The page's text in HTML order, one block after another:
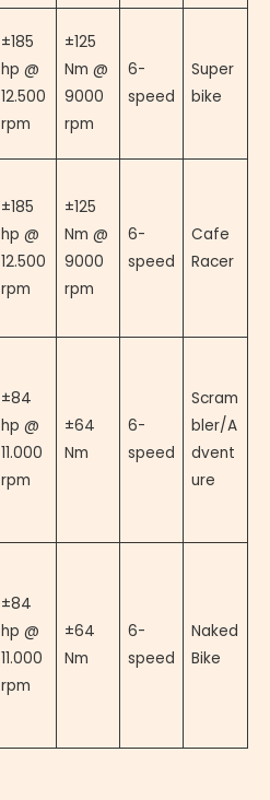
±185
hp @
12.500
rpm
±125
Nm @
9000
rpm
6-
speed
Super
bike
±185
hp @
12.500
rpm
±125
Nm @
9000
rpm
6-
speed
Cafe
Racer
±84
hp @
11.000
rpm
±64
Nm
6-
speed
Scram
bler/A
dvent
ure
±84
hp @
11.000
rpm
±64
Nm
6-
speed
Naked
Bike